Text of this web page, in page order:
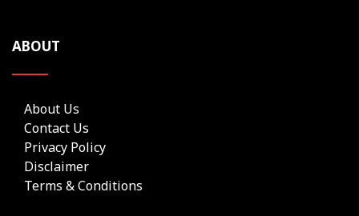
ABOUT
About Us
Contact Us
Privacy Policy
Disclaimer
Terms & Conditions